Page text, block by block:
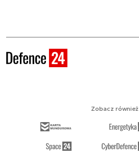
Zobacz również